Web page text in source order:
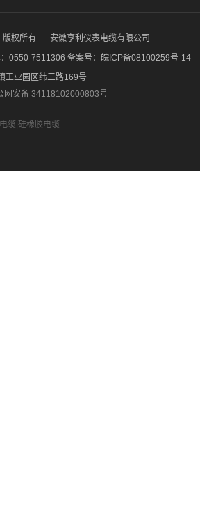
版权所有
安徽亨利仪表电缆有限公司
0550-7511306 备案号： 皖ICP备08100259号-14
工业园区纬三路169号
网安备 34118102000803号
缆|硅橡胶电缆